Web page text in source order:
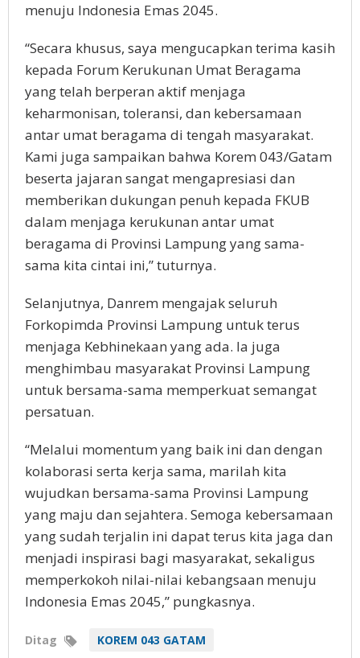
menuju Indonesia Emas 2045.
“Secara khusus, saya mengucapkan terima kasih
kepada Forum Kerukunan Umat Beragama
yang telah berperan aktif menjaga
keharmonisan, toleransi, dan kebersamaan
antar umat beragama di tengah masyarakat.
Kami juga sampaikan bahwa Korem 043/Gatam
beserta jajaran sangat mengapresiasi dan
memberikan dukungan penuh kepada FKUB
dalam menjaga kerukunan antar umat
beragama di Provinsi Lampung yang sama-
sama kita cintai ini,” tuturnya.
Selanjutnya, Danrem mengajak seluruh
Forkopimda Provinsi Lampung untuk terus
menjaga Kebhinekaan yang ada. Ia juga
menghimbau masyarakat Provinsi Lampung
untuk bersama-sama memperkuat semangat
persatuan.
“Melalui momentum yang baik ini dan dengan
kolaborasi serta kerja sama, marilah kita
wujudkan bersama-sama Provinsi Lampung
yang maju dan sejahtera. Semoga kebersamaan
yang sudah terjalin ini dapat terus kita jaga dan
menjadi inspirasi bagi masyarakat, sekaligus
memperkokoh nilai-nilai kebangsaan menuju
Indonesia Emas 2045,” pungkasnya.
Ditag KOREM 043 GATAM